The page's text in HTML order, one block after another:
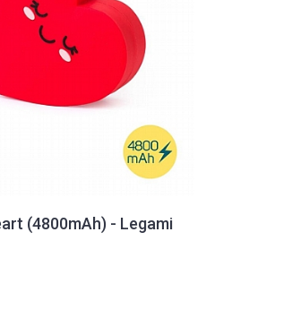
(4800mAh) - Legami